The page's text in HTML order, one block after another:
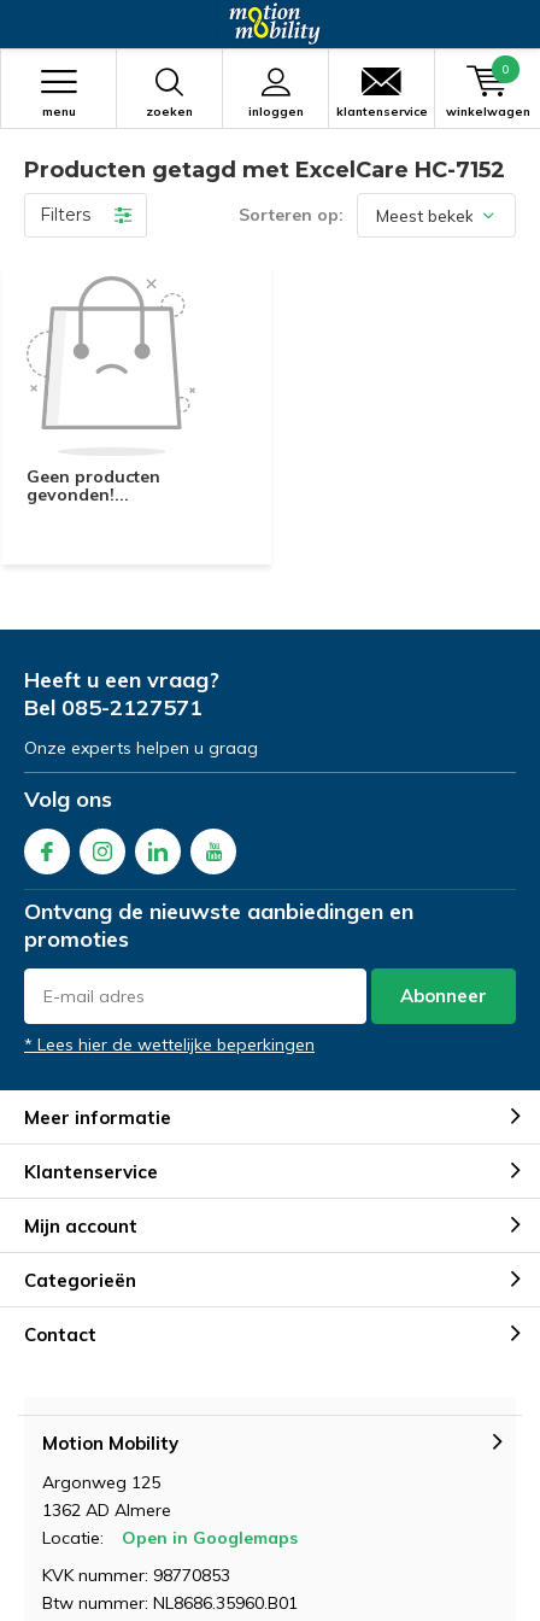
zoeken inloggen
menu klantenservice winkelwagen
0
Producten getagd met ExcelCare HC-7152
Filters Sorteren op:
Geen producten
gevonden!...
Heeft u een vraag?
Bel 085-2127571
Onze experts helpen u graag
Volg ons
Ontvang de nieuwste aanbiedingen en
promoties
Abonneer
* Lees hier de wettelijke beperkingen
Meer informatie
Klantenservice
Mijn account
Categorieën
Contact
Motion Mobility
Argonweg 125
1362 AD Almere
Locatie:
Open in Googlemaps
KVK nummer: 98770853
Btw nummer: NL8686.35960.B01